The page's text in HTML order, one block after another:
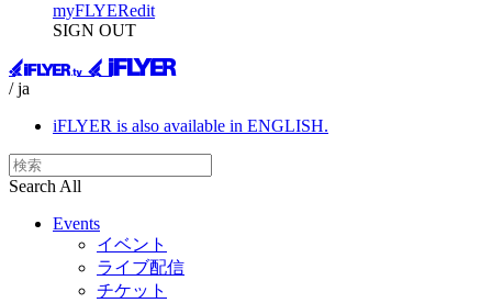
myFLYERedit
SIGN OUT
/ ja
iFLYER is also available in ENGLISH.
Search All
Events
イベント
ライブ配信
チケット